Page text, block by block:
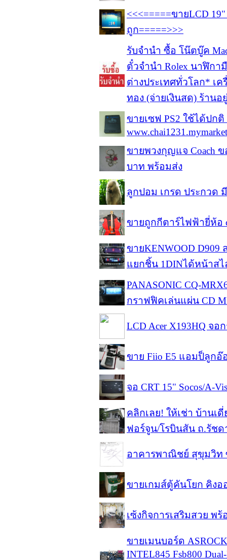
<<<=====ขายLCD 19"
ถูก=====>>>
รับจำนำ ซื้อ โน๊ตบู๊ค
ตั๋วจำนำ Rolex นาฬิก
ต่างประเทศทั่วโลก* เ
ทอง (จ่ายเงินสด) ร้านอ
ขายเซฟ PS2 ใช้ได้ปกติ
ขายพวงกุญแจ Coach
บาท พร้อมส่ง
ลูกปอม เกรด ประกวด
ขายถูกกีตาร์ไฟฟ้ายี่ห้อ
ขายKENWOOD
แยกชิ้น 1DINได้หน้าสไ
PANASONIC CQ-
กราฟฟิคเล่นแผ่น CD
LCD Acer X193HQ จอ
ขาย Fiio E5 แอมป็ลูกอ๊
จอ CRT 15" Socos/A-
คลิกเลย! ให้เช่า บ้านเ
ฟอร์จูน/โรบินสัน ถ.รัชด
อาคารพาณิชย์ สุขุมวิท
ขายเกมส์ตู้คันโยก คิงอ
เซ้งกิจการเสริมสวย พ
ขายเมนบอร์ด ASROCK
INTEL845 Fsb800